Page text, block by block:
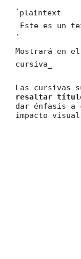
`plaintext
_Este es un
`
Mostrará en
cursiva_
Las cursivas
resaltar
dar énfasis a
impacto